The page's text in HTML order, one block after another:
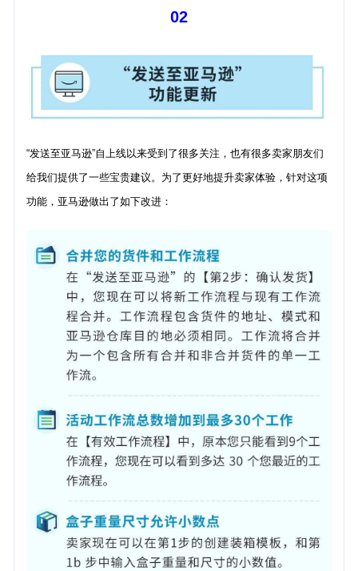
02
“发送至亚马逊”自上线以来受到了很多关注，也有很多卖家朋友们
给我们提供了一些宝贵建议。为了更好地提升卖家体验，针对这项
功能，亚马逊做出了如下改进：